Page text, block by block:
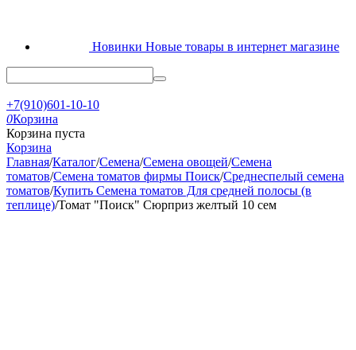
Новинки Новые товары в интернет магазине
+7(910)601-10-10
0Корзина
Корзина пуста
Корзина
Главная/Каталог/Семена/Семена овощей/Семена
томатов/Семена томатов фирмы Поиск/Среднеспелый семена
томатов/Купить Семена томатов Для средней полосы (в
теплице)/Томат "Поиск" Сюрприз желтый 10 сем